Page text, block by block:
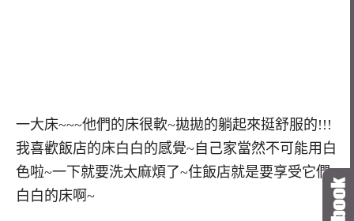
一大床~~~他們的床很軟~拋拋的躺起來挺舒服的!!!
我喜歡飯店的床白白的感覺~自己家當然不可能用白
色啦~一下就要洗太麻煩了~住飯店就是要享受它們
白白的床啊~